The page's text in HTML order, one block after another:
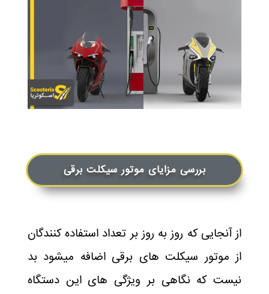
بررسی مزایای موتور سیکلت برقی
از آنجایی که روز به روز بر تعداد استفاده کنندگان
از موتور سیکلت های برقی اضافه میشود بد
نیست که نگاهی بر ویژگی های این دستگاه